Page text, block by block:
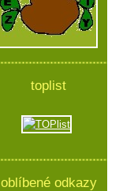
toplist
oblíbené odkazy